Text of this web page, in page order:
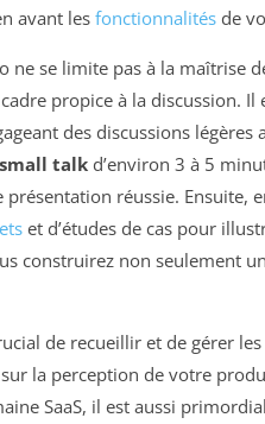
avant les fonctionnalités de
ne se limite pas à la maîtrise
propice à la discussion.
des discussions légères
small talk d’environ 3 à 5
réussie. Ensuite,
et d’études de cas pour
construirez non seulement
de recueillir et de gérer
sur la perception de votre
SaaS, il est aussi